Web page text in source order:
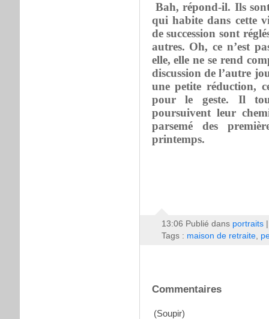
Bah, répond-il. Ils
qui habite dans cette
de succession sont
autres. Oh, ce n’est
elle, elle ne se rend
discussion de l’autre
une petite réduction,
pour le geste. Il
poursuivent leur
parsemé des
printemps.
13:06 Publié dans portraits
Tags : maison de retraite,
Commentaires
(Soupir)